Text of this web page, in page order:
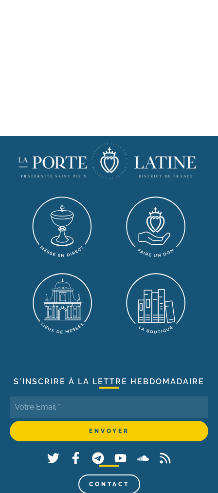
S'INSCRIRE À LA LETTRE HEBDOMADAIRE
CONTACT